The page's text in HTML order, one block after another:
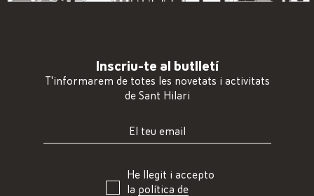
Inscriu-te al butlletí
T'informarem de totes les novetats i activitats
de Sant Hilari
He llegit i accepto
la política de